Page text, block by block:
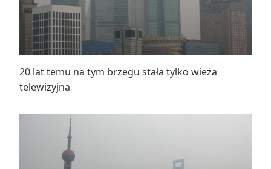
20 lat temu na tym brzegu stała tylko wieża
telewizyjna